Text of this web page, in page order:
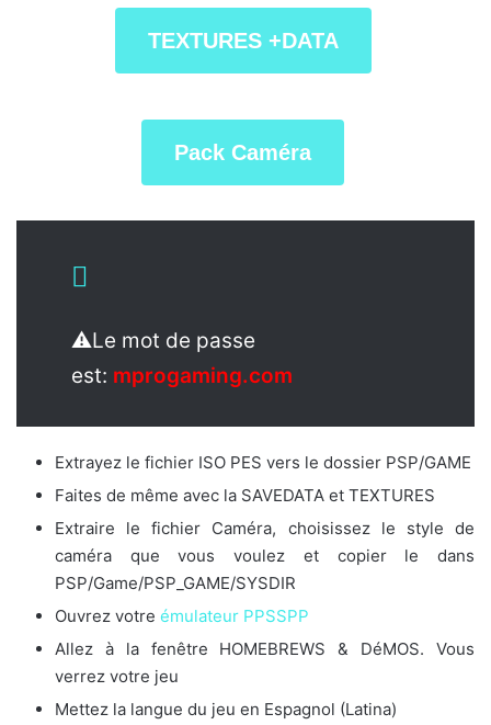
TEXTURES +DATA
Pack Caméra
⚠️Le mot de passe
est: mprogaming.com
Extrayez le fichier ISO PES vers le dossier PSP/GAME
Faites de même avec la SAVEDATA et TEXTURES
Extraire le fichier Caméra, choisissez le style de
caméra que vous voulez et copier le dans
PSP/Game/PSP_GAME/SYSDIR
Ouvrez votre émulateur PPSSPP
Allez à la fenêtre HOMEBREWS & DéMOS. Vous
verrez votre jeu
Mettez la langue du jeu en Espagnol (Latina)